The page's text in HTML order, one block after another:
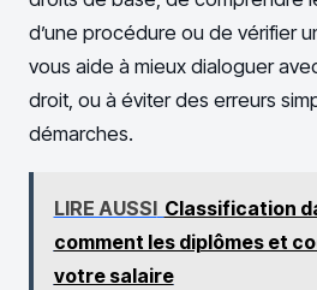
d’une procédure ou de vérifier
vous aide à mieux dialoguer
droit, ou à éviter des erreurs
démarches.
LIRE AUSSI Classification
comment les diplômes et
votre salaire